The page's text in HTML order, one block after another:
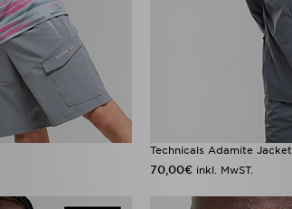
Technicals Adamite Jacket
70,00€ inkl. MwST.